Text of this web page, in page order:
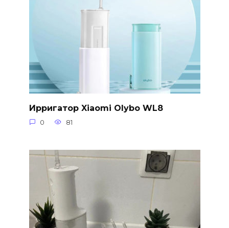
Ирригатор Xiaomi Olybo WL8
0 81